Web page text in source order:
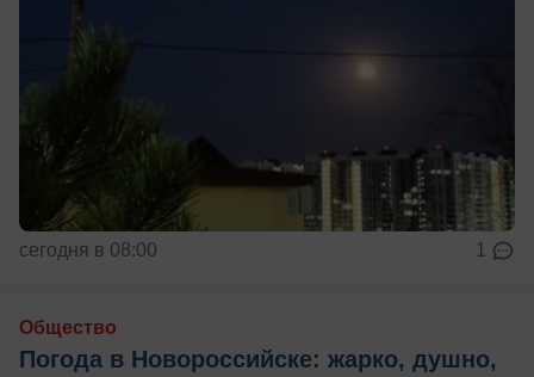
сегодня в 08:00 1
Общество
Погода в Новороссийске: жарко, душно,